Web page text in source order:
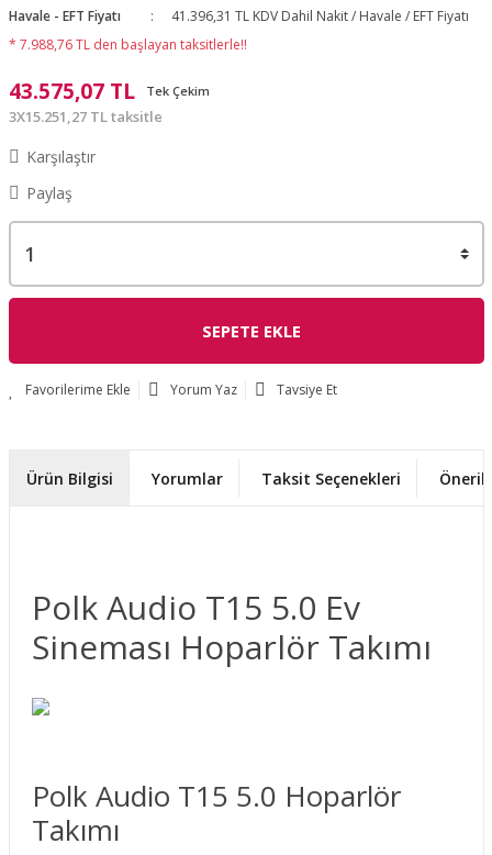
Havale - EFT Fiyatı
41.396,31 TL KDV Dahil Nakit / Havale / EFT Fiyatı
* 7.988,76 TL den başlayan taksitlerle!!
43.575,07 TL Tek Çekim
3X15.251,27 TL taksitle
Karşılaştır
Paylaş
SEPETE EKLE
Yorum Yaz Tavsiye Et
Ürün Bilgisi Yorumlar Taksit Seçenekleri
Polk Audio T15 5.0 Ev
Sineması Hoparlör Takımı
Polk Audio T15 5.0 Hoparlör
Takımı